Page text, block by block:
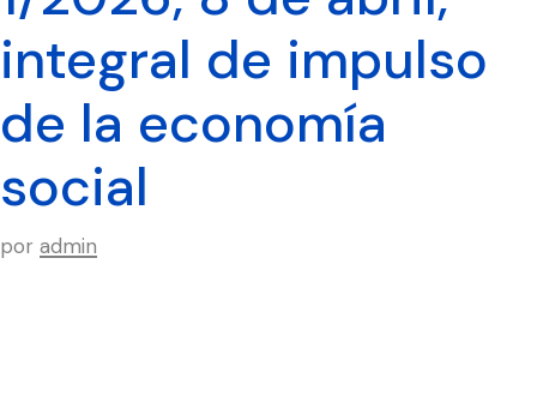
integral de impulso
de la economía
social
por admin